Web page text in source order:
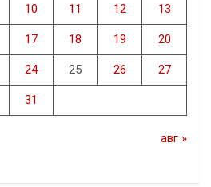
10 11 12 13
17 18 19 20
24 25 26 27
31
авг »